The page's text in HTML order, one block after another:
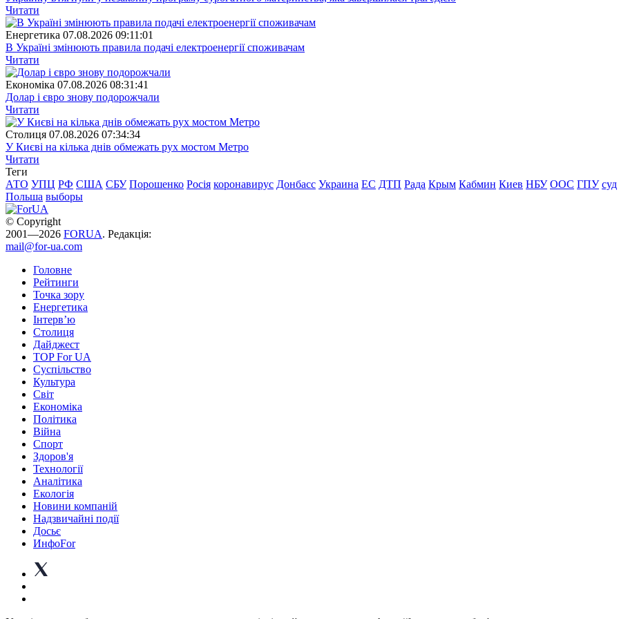
Читати
Енергетика 07.08.2026 09:11:01
В Україні змінюють правила подачі електроенергії споживачам
Читати
Економіка 07.08.2026 08:31:41
Долар і євро знову подорожчали
Читати
Столиця 07.08.2026 07:34:34
У Києві на кілька днів обмежать рух мостом Метро
Читати
Теги
АТО УПЦ РФ США СБУ Порошенко Росія коронавирус Донбасс Украина ЕС ДТП Рада Крым Кабмин Киев НБУ ООС ГПУ суд
Польша выборы
© Copyright
2001—2026 FORUA. Редакція:
mail@for-ua.com
Головне
Рейтинги
Точка зору
Енергетика
Інтерв’ю
Столиця
Дайджест
TOP For UA
Суспiльство
Культура
Світ
Економіка
Політика
Війна
Спорт
Здоров'я
Технології
Аналітика
Екологія
Новини компаній
Надзвичайні події
Досьє
ИнфоFor